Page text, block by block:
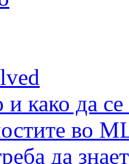
како да
во
да